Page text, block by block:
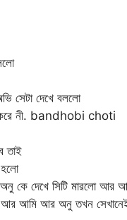
সেটা দেখে বললো
নী. bandhobi choti
তাই
অনু কে দেখে সিটি মারলো
আমি আর অনু তখন